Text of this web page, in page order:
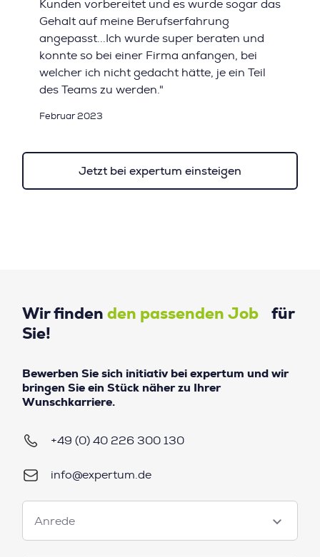
Kunden vorbereitet und es wurde sogar das
Gehalt auf meine Berufserfahrung
angepasst...Ich wurde super beraten und
konnte so bei einer Firma anfangen, bei
welcher ich nicht gedacht hätte, je ein Teil
des Teams zu werden."
Februar 2023
Jetzt bei expertum einsteigen
Wir finden den passenden Job für
Sie!
Bewerben Sie sich initiativ bei expertum und wir
bringen Sie ein Stück näher zu Ihrer
Wunschkarriere.
+49 (0) 40 226 300 130
info@expertum.de
Anrede
Anrede